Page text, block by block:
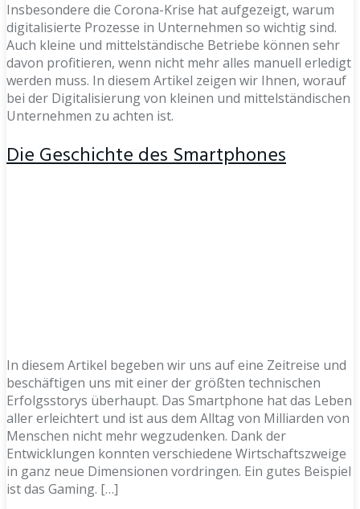
Insbesondere die Corona-Krise hat aufgezeigt, warum
digitalisierte Prozesse in Unternehmen so wichtig sind.
Auch kleine und mittelständische Betriebe können sehr
davon profitieren, wenn nicht mehr alles manuell erledigt
werden muss. In diesem Artikel zeigen wir Ihnen, worauf
bei der Digitalisierung von kleinen und mittelständischen
Unternehmen zu achten ist.
Die Geschichte des Smartphones
In diesem Artikel begeben wir uns auf eine Zeitreise und
beschäftigen uns mit einer der größten technischen
Erfolgsstorys überhaupt. Das Smartphone hat das Leben
aller erleichtert und ist aus dem Alltag von Milliarden von
Menschen nicht mehr wegzudenken. Dank der
Entwicklungen konnten verschiedene Wirtschaftszweige
in ganz neue Dimensionen vordringen. Ein gutes Beispiel
ist das Gaming. […]